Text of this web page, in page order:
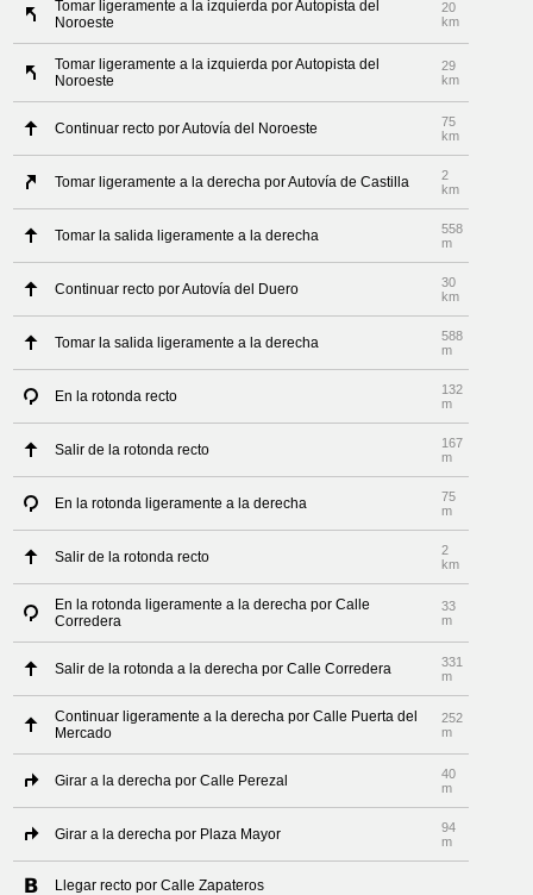
Tomar ligeramente a la izquierda por Autopista del
Noroeste
20
km
Tomar ligeramente a la izquierda por Autopista del
Noroeste
29
km
Continuar recto por Autovía del Noroeste
75
km
Tomar ligeramente a la derecha por Autovía de Castilla
2
km
Tomar la salida ligeramente a la derecha
558
m
Continuar recto por Autovía del Duero
30
km
Tomar la salida ligeramente a la derecha
588
m
En la rotonda recto
132
m
Salir de la rotonda recto
167
m
En la rotonda ligeramente a la derecha
75
m
Salir de la rotonda recto
2
km
En la rotonda ligeramente a la derecha por Calle
Corredera
33
m
Salir de la rotonda a la derecha por Calle Corredera
331
m
Continuar ligeramente a la derecha por Calle Puerta del
Mercado
252
m
Girar a la derecha por Calle Perezal
40
m
Girar a la derecha por Plaza Mayor
94
m
Llegar recto por Calle Zapateros